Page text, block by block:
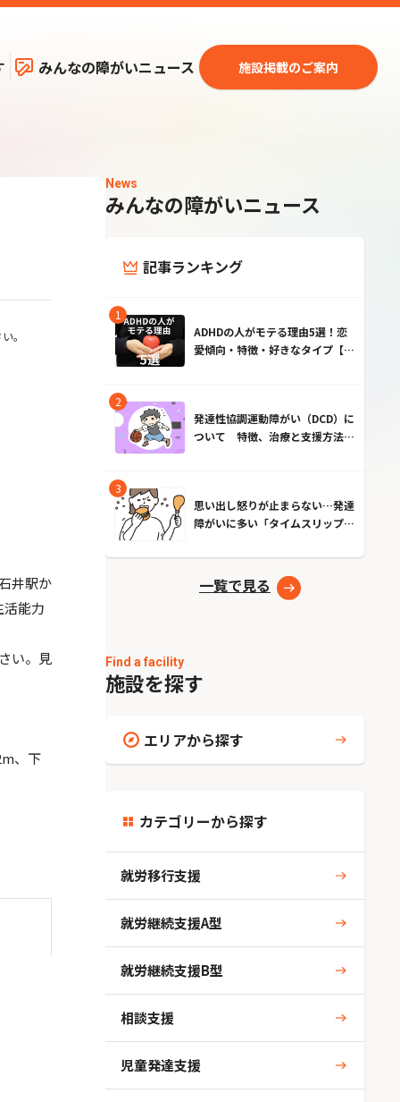
みんなの障がいニュース 施設掲載のご案内
。
井駅か
能力
い。見
、下
News
みんなの障がいニュース
記事ランキング
ADHDの人がモテる理由5選！恋
愛傾向・特徴・好きなタイプ【男
発達性協調運動障がい（DCD）に
ついて 特徴、治療と支援方法と
思い出し怒りが止まらない…発達
障がいに多い「タイムスリップ現
一覧で見る
Find a facility
施設を探す
エリアから探す
カテゴリーから探す
就労移行支援
就労継続支援A型
就労継続支援B型
相談支援
児童発達支援